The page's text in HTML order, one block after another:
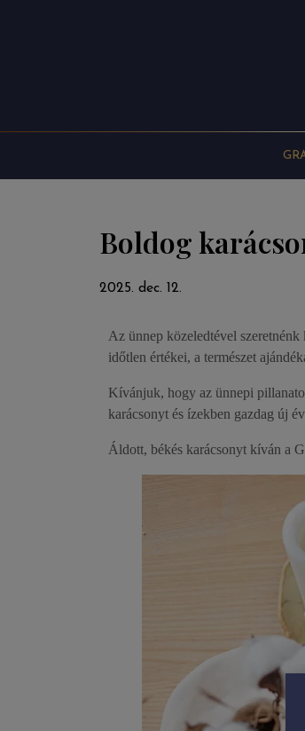
Boldog
2025. dec. 12.
Az ünnep közeledtével
időtlen értékei, a természet
Kívánjuk, hogy az ünnepi
karácsonyt és ízekben gazdag új
Áldott, békés karácsonyt kíván a